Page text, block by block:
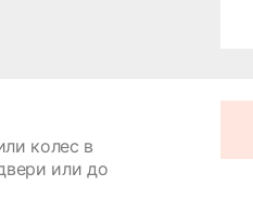
колес в
или до